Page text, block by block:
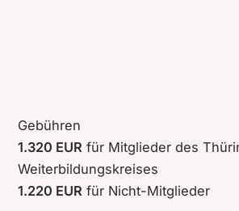
Gebühren
1.320 EUR für Mitglieder des
Weiterbildungskreises
1.220 EUR für Nicht-Mitglieder